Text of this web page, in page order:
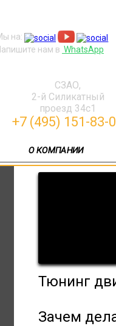
на:
нам в WhatsApp
СЗАО,
2-й Силикатный
проезд 34с1
+7 (495) 151-83-
О КОМПАНИИ
Тюнинг
Зачем